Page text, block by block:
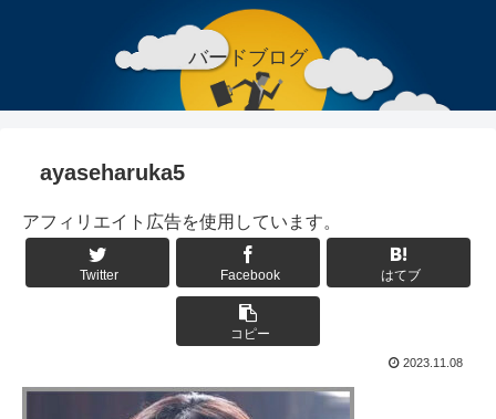
バードブログ
ayaseharuka5
アフィリエイト広告を使用しています。
Twitter Facebook はてブ
コピー
2023.11.08